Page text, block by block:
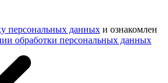
персональных данных и ознакомлен
обработки персональных данных